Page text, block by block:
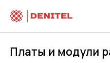
Платы и модули